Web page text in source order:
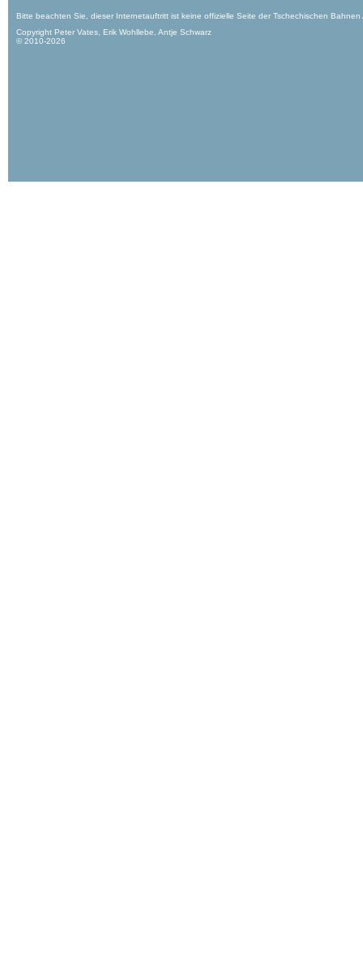
Bitte beachten Sie, dieser Internetauftritt ist keine offizielle Seite der Tschechischen
Copyright Peter Vates, Erik Wohllebe, Antje Schwarz
© 2010-2026